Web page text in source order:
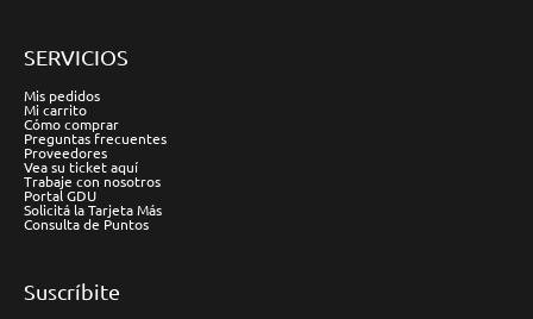
SERVICIOS
Mis pedidos
Mi carrito
Cómo comprar
Preguntas frecuentes
Proveedores
Vea su ticket aquí
Trabaje con nosotros
Portal GDU
Solicitá la Tarjeta Más
Consulta de Puntos
Suscríbite